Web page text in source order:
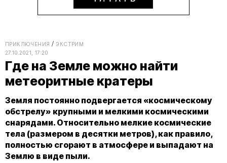
ПРИКЛЮЧЕНИЯ
ЭКСТРИМ
27.10.2021, 17:20
Где на Земле можно найти
метеоритные кратеры
Земля постоянно подвергается «космическому
обстрелу» крупными и мелкими космическими
снарядами. Относительно мелкие космические
тела (размером в десятки метров), как правило,
полностью сгорают в атмосфере и выпадают на
Землю в виде пыли.